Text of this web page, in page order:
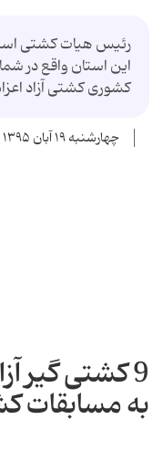
این استان واقع در
کشوری کشتی آزاد
چهارشنبه ۱۹ آبان ۱۳۹۵ - ۰۰:۰۰
9 کشتی گیر
به مسابقات